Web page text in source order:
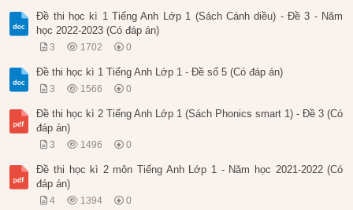
Đề thi học kì 1 Tiếng Anh Lớp 1 (Sách Cánh diều) - Đề 3 - Năm
học 2022-2023 (Có đáp án)
3 1702 0
Đề thi học kì 1 Tiếng Anh Lớp 1 - Đề số 5 (Có đáp án)
3 1566 0
Đề thi học kì 2 Tiếng Anh Lớp 1 (Sách Phonics smart 1) - Đề 3 (Có
đáp án)
3 1496 0
Đề thi học kì 2 môn Tiếng Anh Lớp 1 - Năm học 2021-2022 (Có
đáp án)
4 1394 0